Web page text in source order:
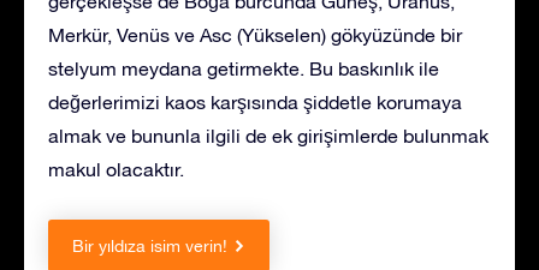
Merkür, Venüs ve Asc (Yükselen) gökyüzünde bir
stelyum meydana getirmekte. Bu baskınlık ile
değerlerimizi kaos karşısında şiddetle korumaya
almak ve bununla ilgili de ek girişimlerde bulunmak
makul olacaktır.
Bir yıldıza isim verin!